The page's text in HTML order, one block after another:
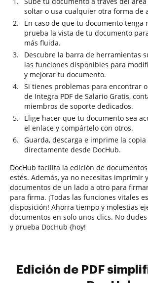
soltar o usa cualquier otra forma de
En caso de que tu documento tenga
prueba la vista de tu documento
más fluida.
Descubre la barra de herramientas
las funciones disponibles para
y mejorar tu documento.
Si tienes problemas para encontrar
de Integra PDF de Salario Gratis,
miembros de soporte dedicados.
Elige hacer que tu documento sea
el enlace y compártelo con otros.
Guarda, descarga e imprime la copia
directamente desde DocHub.
DocHub facilita la edición de
estés. Además, ya no necesitas imprimir
documentos de un lado a otro para
para firma. ¡Todas las funciones vitales
disposición! Ahorra tiempo y molestias
documentos en solo unos clics. No
y prueba DocHub {hoy!
Edición de PDF